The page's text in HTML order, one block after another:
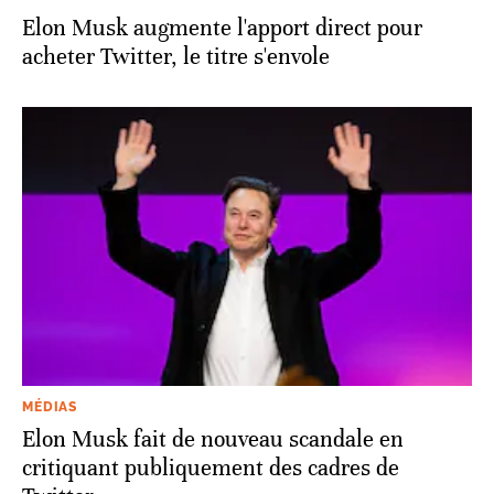
Elon Musk augmente l'apport direct pour
acheter Twitter, le titre s'envole
MÉDIAS
Elon Musk fait de nouveau scandale en
critiquant publiquement des cadres de